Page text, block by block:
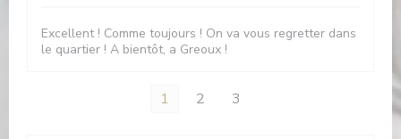
Excellent ! Comme toujours ! On va vous regretter dans
le quartier ! A bientôt, a Greoux !
1 2 3